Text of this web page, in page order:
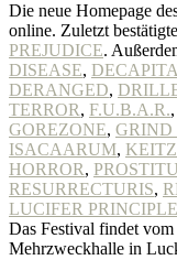
Die neue Homepage
online. Zuletzt
PREJUDICE.
DISEASE,
DERANGED,
TERROR, F.U.B.A.R.,
GOREZONE, GRIND
ISACAARUM,
HORROR,
RESURRECTURIS,
LUCIFER PRINCIPLE
Das Festival findet
Mehrzweckhalle in